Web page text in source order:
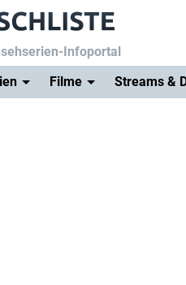
Infoportal
Filme Streams &